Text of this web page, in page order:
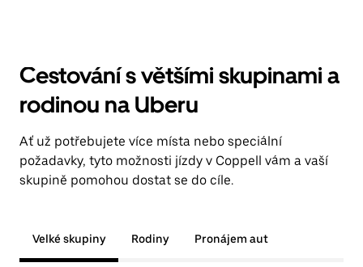
Cestování s většími skupinami a
rodinou na Uberu
Ať už potřebujete více místa nebo speciální
požadavky, tyto možnosti jízdy v Coppell vám a vaší
skupině pomohou dostat se do cíle.
Velké skupiny Rodiny Pronájem aut